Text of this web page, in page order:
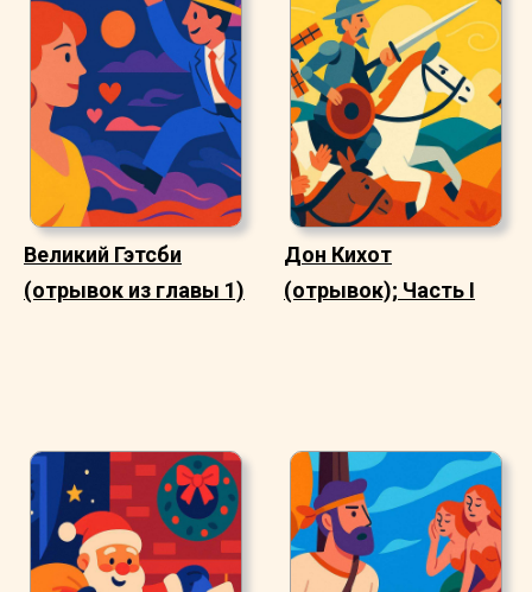
Великий Гэтсби
(отрывок из главы 1)
Дон Кихот
(отрывок); Часть I